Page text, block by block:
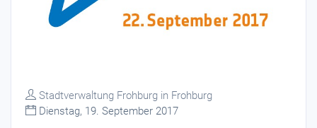
Stadtverwaltung Frohburg in Frohburg
Dienstag, 19. September 2017